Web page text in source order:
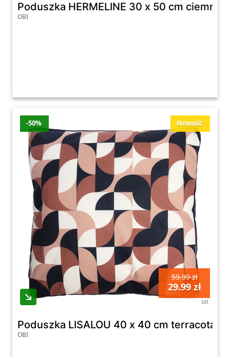
Poduszka HERMELINE 30 x 50 cm
OBI
Nowość
-50%
59.99 zł
29.99 zł
szt
Poduszka LISALOU 40 x 40 cm terracota
OBI